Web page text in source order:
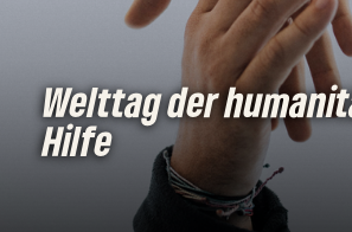
Welttag der
Hilfe